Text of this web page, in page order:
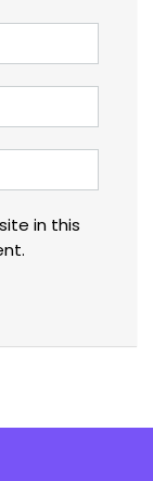
in this